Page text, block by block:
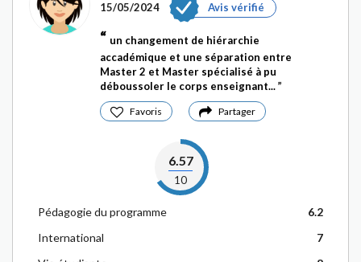
15/05/2024
Avis vérifié
un changement de hiérarchie
accadémique et une séparation entre
Master 2 et Master spécialisé à pu
déboussoler le corps enseignant...
Favoris Partager
6.57
10
Pédagogie du programme
6.2
International
7